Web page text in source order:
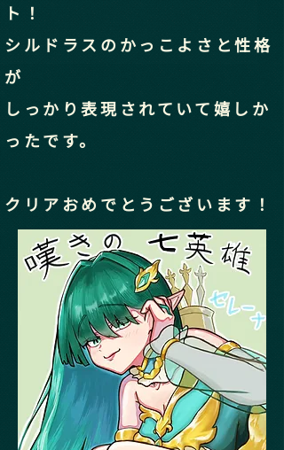
ト！
シルドラスのかっこよさと性格
が
しっかり表現されていて嬉しか
ったです。
クリアおめでとうございます！